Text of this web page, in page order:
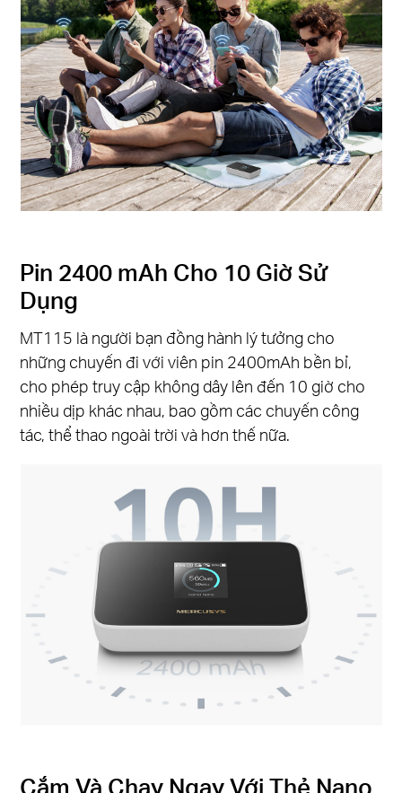
Pin 2400 mAh Cho 10 Giờ Sử
Dụng
MT115 là người bạn đồng hành lý tưởng cho
những chuyến đi với viên pin 2400mAh bền bỉ,
cho phép truy cập không dây lên đến 10 giờ cho
nhiều dịp khác nhau, bao gồm các chuyến công
tác, thể thao ngoài trời và hơn thế nữa.
Cắm Và Chạy Ngay Với Thẻ Nano